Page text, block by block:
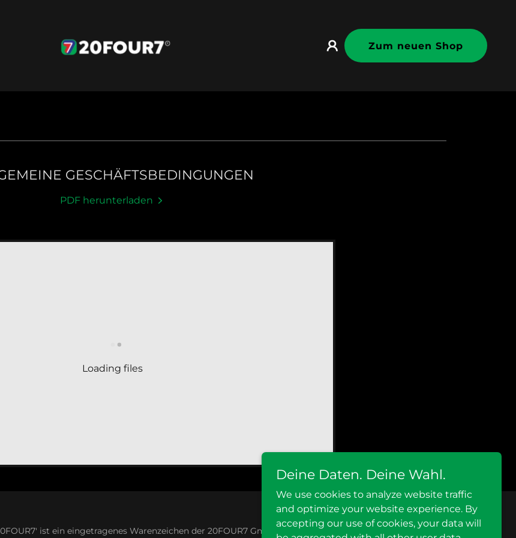
Zum neuen Shop
GESCHÄFTSBEDINGUNGEN
PDF herunterladen
Loading files
ist ein eingetragenes Warenzeichen der 20FOUR7 GmbH. Alle Rechte vorbehalten.
Deine Daten. Deine Wahl.
We use cookies to analyze website traffic
and optimize your website experience. By
accepting our use of cookies, your data will